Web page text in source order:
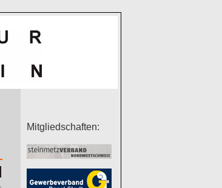
Mitgliedschaften: